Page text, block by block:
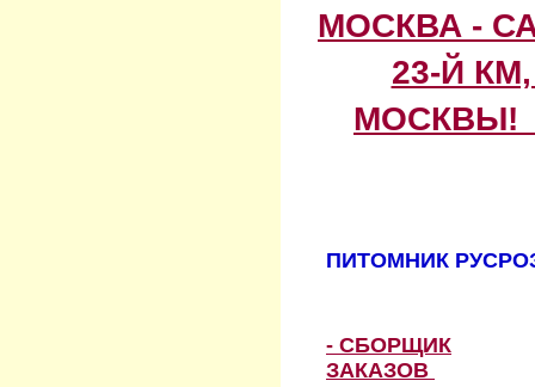
МОСКВА -
23-Й
МОСКВЫ!
ПИТОМНИК
- СБОРЩИК
ЗАКАЗОВ